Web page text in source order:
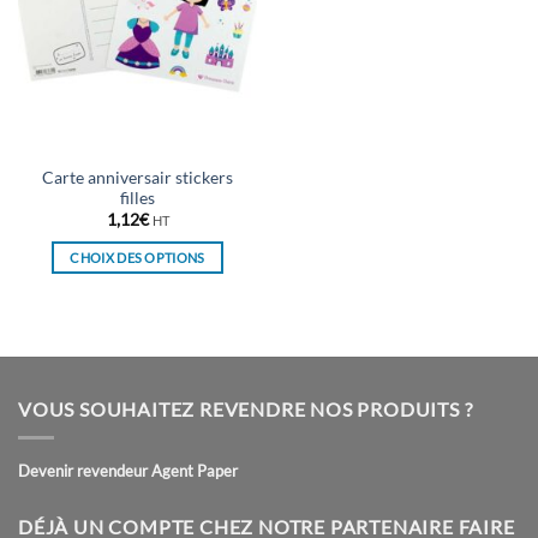
Carte anniversair stickers
filles
1,12€ HT
CHOIX DES OPTIONS
plusieurs
Les
peuvent
VOUS SOUHAITEZ REVENDRE NOS PRODUITS ?
Devenir revendeur Agent Paper
DÉJÀ UN COMPTE CHEZ NOTRE PARTENAIRE FAIRE